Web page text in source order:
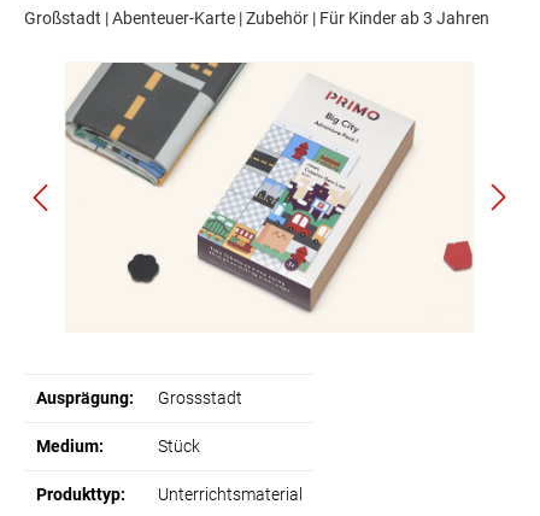
Großstadt | Abenteuer-Karte | Zubehör | Für Kinder ab 3 Jahren
Ausprägung: Grossstadt
Medium: Stück
Produkttyp: Unterrichtsmaterial